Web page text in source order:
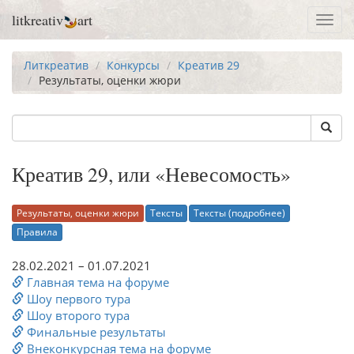
litkreativ art
Литкреатив Конкурсы
Креатив 29
Результаты, оценки жюри
Креатив 29, или «Невесомость»
Результаты, оценки жюри Тексты
Тексты (подробнее)
Правила
28.02.2021 – 01.07.2021
Главная тема на форуме
Шоу первого тура
Шоу второго тура
Финальные результаты
Внеконкурсная тема на форуме